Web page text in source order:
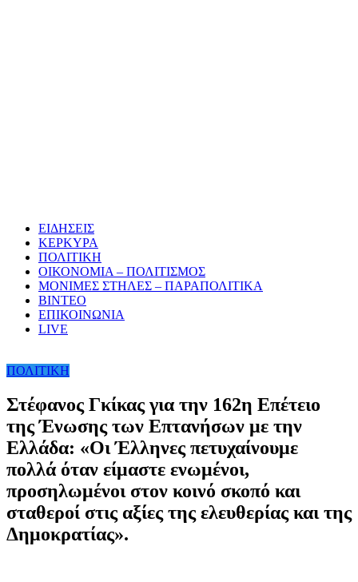
ΕΙΔΗΣΕΙΣ
ΚΕΡΚΥΡΑ
ΠΟΛΙΤΙΚΗ
ΟΙΚΟΝΟΜΙΑ – ΠΟΛΙΤΙΣΜΟΣ
ΜΟΝΙΜΕΣ ΣΤΗΛΕΣ – ΠΑΡΑΠΟΛΙΤΙΚΑ
ΒΙΝΤΕΟ
ΕΠΙΚΟΙΝΩΝΙΑ
LIVE
ΠΟΛΙΤΙΚΗ
Στέφανος Γκίκας για την 162η Επέτειο
της Ένωσης των Επτανήσων με την
Ελλάδα: «Οι Έλληνες πετυχαίνουμε
πολλά όταν είμαστε ενωμένοι,
προσηλωμένοι στον κοινό σκοπό και
σταθεροί στις αξίες της ελευθερίας και της
Δημοκρατίας».